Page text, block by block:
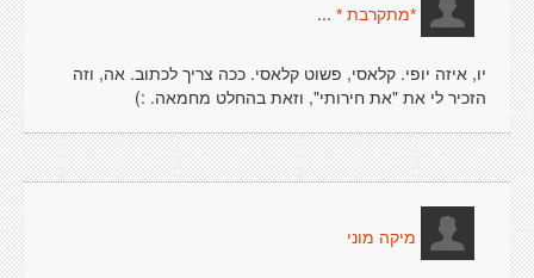
*מתקרבת * ...
יו, איזה יופי. קלאסי, פשוט קלאסי. ככה צריך לכתוב. אה, וזה
הזכיר לי את "את חירותי", וזאת בהחלט מחמאה. :)
מיקה מוני